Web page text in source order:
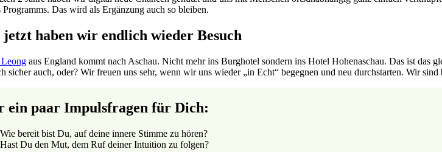
Programms. Das wird als Ergänzung auch so bleiben.
jetzt haben wir endlich wieder Besuch
Leongaus England kommt nach Aschau. Nicht mehr ins Burghotel sondern ins Hotel Hohenaschau. Das ist das
sicher auch, oder? Wir freuen uns sehr, wenn wir uns wieder „in Echt“ begegnen und neu durchstarten. Wir sind
ein paar Impulsfragen für Dich:
Wie bereit bist Du, auf deine innere Stimme zu hören?
Hast Du den Mut, dem Ruf deiner Intuition zu folgen?